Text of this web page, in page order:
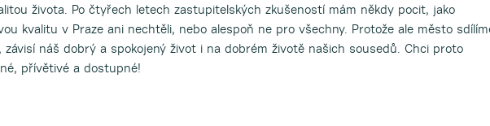
života. Po čtyřech letech zastupitelských zkušeností mám někdy pocit, jako
kvalitu v Praze ani nechtěli, nebo alespoň ne pro všechny. Protože ale město
závisí náš dobrý a spokojený život i na dobrém životě našich sousedů. Chci proto
přívětivé a dostupné!